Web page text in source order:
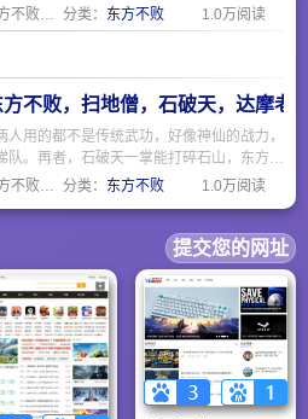
来源：东方不败网址大全 分类： 东方不败 1.0万阅读
不败，扫地僧，石破天，达摩老
用的都不是传统武功，好像神仙的战力，
队。再者，石破天一掌能打碎石山，东方不
的防御力也是天花板级别的。然后我们看
挂的高手。
来源：东方不败网址大全 分类： 东方不败 1.0万阅读
提交您的网址